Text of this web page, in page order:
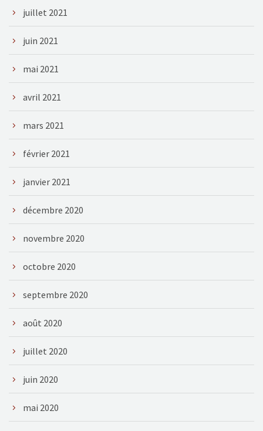
juillet 2021
juin 2021
mai 2021
avril 2021
mars 2021
février 2021
janvier 2021
décembre 2020
novembre 2020
octobre 2020
septembre 2020
août 2020
juillet 2020
juin 2020
mai 2020